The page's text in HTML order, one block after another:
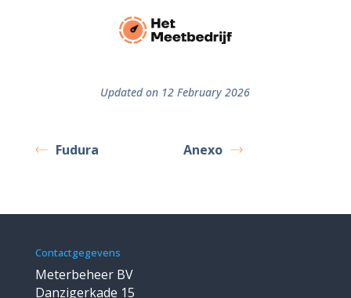
Updated on 12 February 2026
Fudura Anexo
Contactgegevens
Meterbeheer BV
Danzigerkade 15